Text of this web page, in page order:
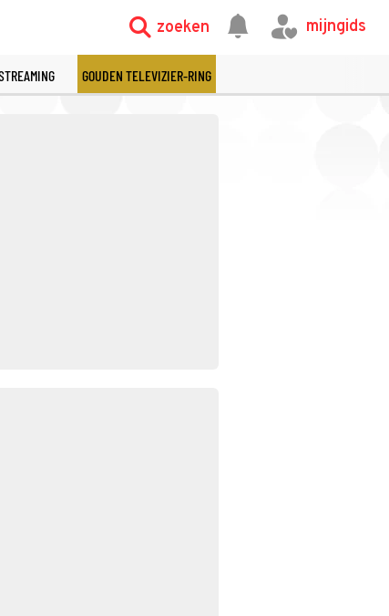
zoeken mijngids
GOUDEN TELEVIZIER-RING